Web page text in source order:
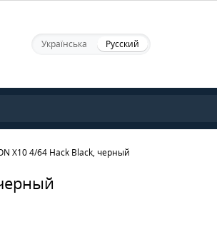
Українська Русский
X10 4/64 Hack Black, черный